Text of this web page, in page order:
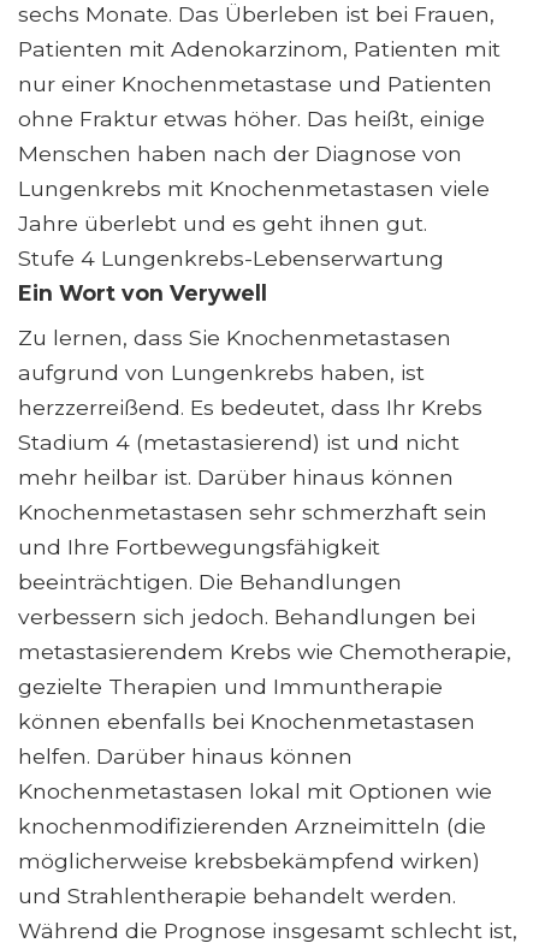
sechs Monate. Das Überleben ist bei Frauen,
Patienten mit Adenokarzinom, Patienten mit
nur einer Knochenmetastase und Patienten
ohne Fraktur etwas höher. Das heißt, einige
Menschen haben nach der Diagnose von
Lungenkrebs mit Knochenmetastasen viele
Jahre überlebt und es geht ihnen gut.
Stufe 4 Lungenkrebs-Lebenserwartung
Ein Wort von Verywell
Zu lernen, dass Sie Knochenmetastasen
aufgrund von Lungenkrebs haben, ist
herzzerreißend. Es bedeutet, dass Ihr Krebs
Stadium 4 (metastasierend) ist und nicht
mehr heilbar ist. Darüber hinaus können
Knochenmetastasen sehr schmerzhaft sein
und Ihre Fortbewegungsfähigkeit
beeinträchtigen. Die Behandlungen
verbessern sich jedoch. Behandlungen bei
metastasierendem Krebs wie Chemotherapie,
gezielte Therapien und Immuntherapie
können ebenfalls bei Knochenmetastasen
helfen. Darüber hinaus können
Knochenmetastasen lokal mit Optionen wie
knochenmodifizierenden Arzneimitteln (die
möglicherweise krebsbekämpfend wirken)
und Strahlentherapie behandelt werden.
Während die Prognose insgesamt schlecht ist,